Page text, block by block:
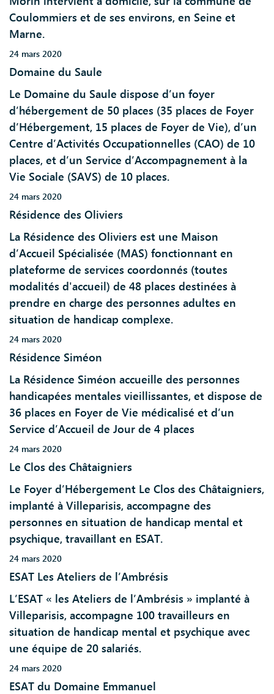
Coulommiers et de ses environs, en Seine et
Marne.
24 mars 2020
Domaine du Saule
Le Domaine du Saule dispose d’un foyer
d’hébergement de 50 places (35 places de Foyer
d’Hébergement, 15 places de Foyer de Vie), d’un
Centre d’Activités Occupationnelles (CAO) de 10
places, et d’un Service d’Accompagnement à la
Vie Sociale (SAVS) de 10 places.
24 mars 2020
Résidence des Oliviers
La Résidence des Oliviers est une Maison
d’Accueil Spécialisée (MAS) fonctionnant en
plateforme de services coordonnés (toutes
modalités d'accueil) de 48 places destinées à
prendre en charge des personnes adultes en
situation de handicap complexe.
24 mars 2020
Résidence Siméon
La Résidence Siméon accueille des personnes
handicapées mentales vieillissantes, et dispose de
36 places en Foyer de Vie médicalisé et d’un
Service d’Accueil de Jour de 4 places
24 mars 2020
Le Clos des Châtaigniers
Le Foyer d’Hébergement Le Clos des Châtaigniers,
implanté à Villeparisis, accompagne des
personnes en situation de handicap mental et
psychique, travaillant en ESAT.
24 mars 2020
ESAT Les Ateliers de l’Ambrésis
L’ESAT « les Ateliers de l’Ambrésis » implanté à
Villeparisis, accompagne 100 travailleurs en
situation de handicap mental et psychique avec
une équipe de 20 salariés.
24 mars 2020
ESAT du Domaine Emmanuel